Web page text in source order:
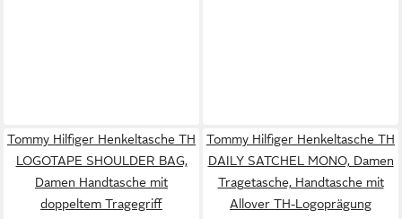
Tommy Hilfiger Henkeltasche TH
LOGOTAPE SHOULDER BAG,
Damen Handtasche mit
doppeltem Tragegriff
Tommy Hilfiger Henkeltasche TH
DAILY SATCHEL MONO, Damen
Tragetasche, Handtasche mit
Allover TH-Logoprägung